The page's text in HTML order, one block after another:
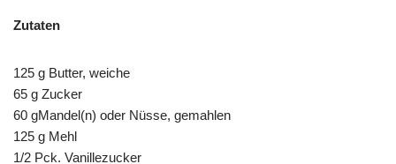
Zutaten
125 g Butter, weiche
65 g Zucker
60 gMandel(n) oder Nüsse, gemahlen
125 g Mehl
1/2 Pck. Vanillezucker